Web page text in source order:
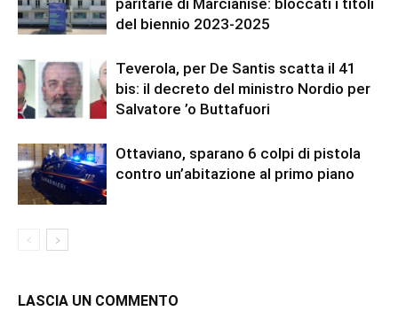
del biennio 2023-2025
Teverola, per De Santis scatta il 41
bis: il decreto del ministro Nordio per
Salvatore ’o Buttafuori
Ottaviano, sparano 6 colpi di pistola
contro un’abitazione al primo piano
LASCIA UN COMMENTO